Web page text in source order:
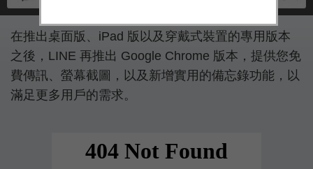
在推出桌面版、iPad 版以及穿戴式裝置的專用版本
之後，LINE 再推出 Google Chrome 版本，提供您免
費傳訊、螢幕截圖，以及新增實用的備忘錄功能，以
滿足更多用戶的需求。